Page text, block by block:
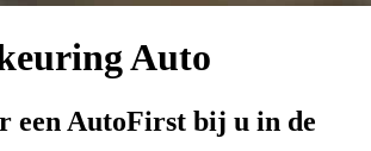
Auto
een AutoFirst bij u in de